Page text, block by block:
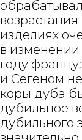
изделиях
в изменении
году
и Сегеном
коры дуба
дубильное
дубильного